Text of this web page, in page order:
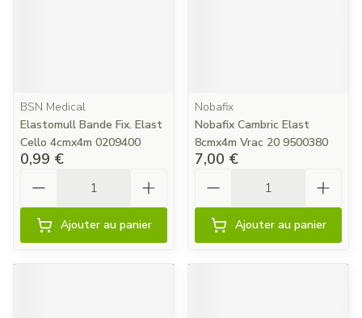
BSN Medical
Elastomull Bande Fix. Elast
Cello 4cmx4m 0209400
0,99 €
Ajouter au panier
Nobafix
Nobafix Cambric Elast
8cmx4m Vrac 20 9500380
7,00 €
Ajouter au panier